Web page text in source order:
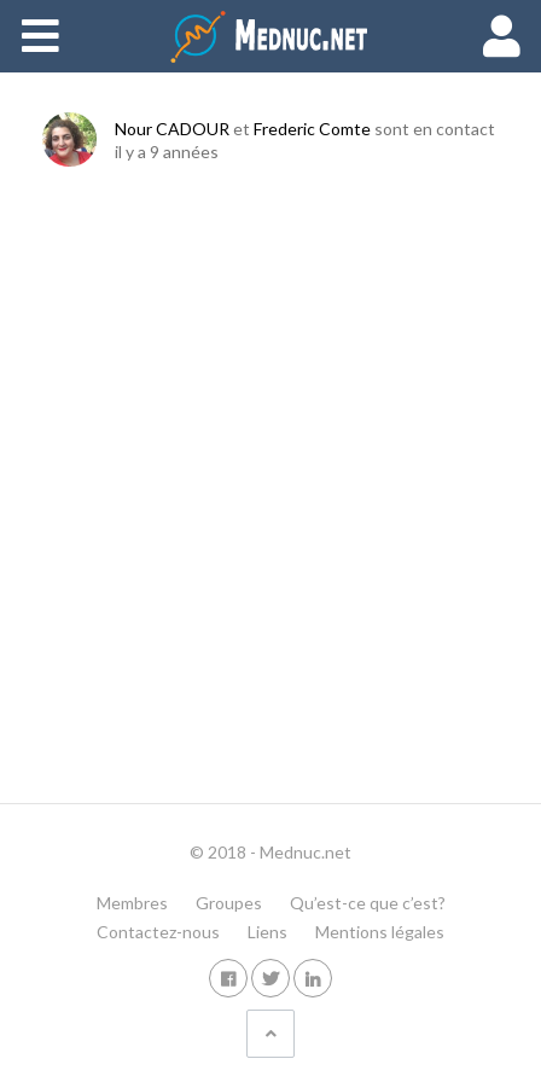
Ajouter du contenu
Nour CADOUR et Frederic Comte sont en contact
il y a 9 années
© 2018 - Mednuc.net
Membres Groupes
Qu’est-ce que c’est?
Contactez-nous
Liens Mentions légales